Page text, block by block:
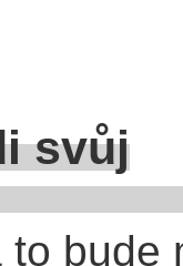
svůj
bude